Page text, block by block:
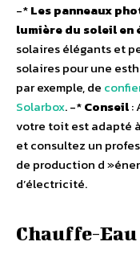
-*Les panneaux
lumière du soleil
solaires élégants et
solaires pour une
par exemple, de
Solarbox. -*Conseil:
votre toit est adapté
et consultez un
de production d
d’électricité.
Chauffe-